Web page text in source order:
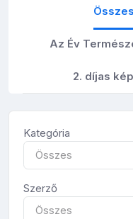
Az Év
2. díjas
Kategória
Összes
Szerző
Összes